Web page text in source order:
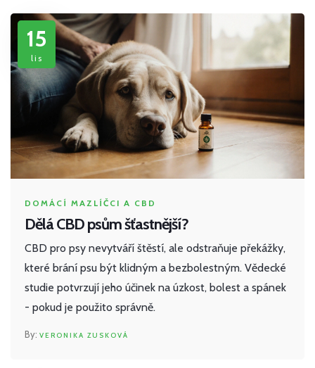
15
lis
DOMÁCÍ MAZLÍČCI A CBD
Dělá CBD psům šťastnější?
CBD pro psy nevytváří štěstí, ale odstraňuje překážky,
které brání psu být klidným a bezbolestným. Vědecké
studie potvrzují jeho účinek na úzkost, bolest a spánek
- pokud je použito správně.
VERONIKA ZUSKOVÁ